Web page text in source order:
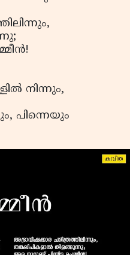
നിന്നും,
പിന്നെയും